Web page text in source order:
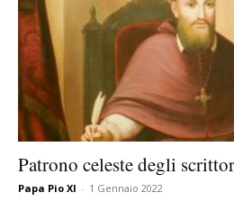
Patrono celeste degli
Papa Pio XI - 1 Gennaio 2022